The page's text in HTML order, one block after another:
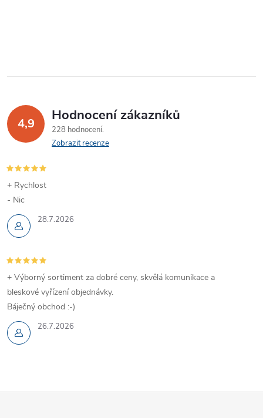
4,9 Hodnocení zákazníků
228 hodnocení
Zobrazit recenze
28.7.2026
+ Rychlost
- Nic
26.7.2026
+ Výborný sortiment za dobré ceny, skvělá komunikace a
bleskové vyřízení objednávky.
Báječný obchod :-)